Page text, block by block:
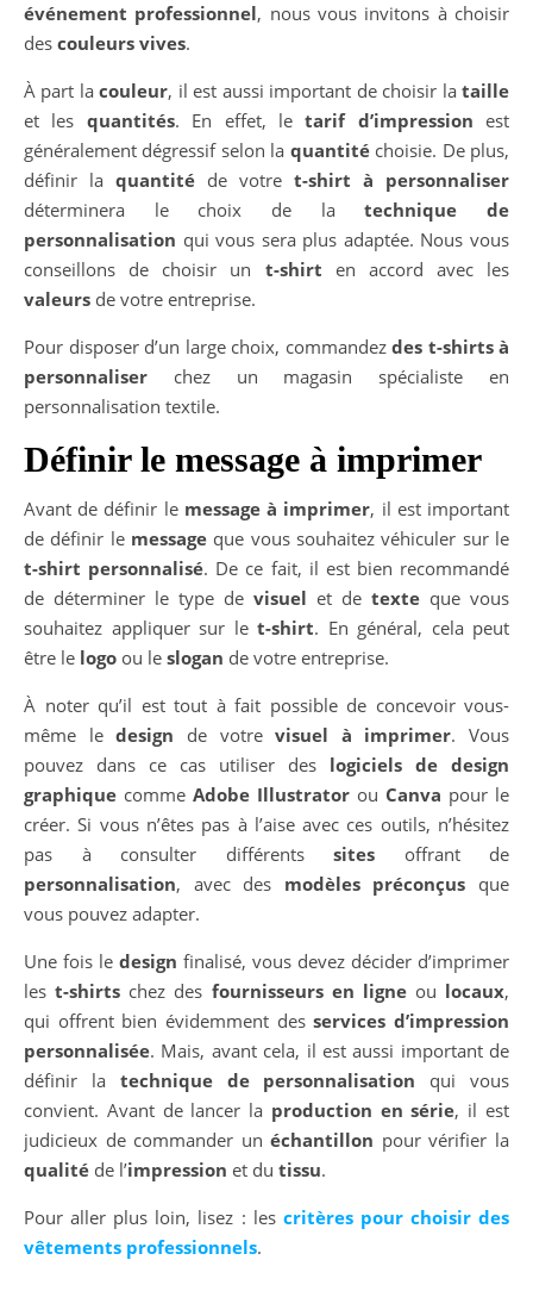
événement professionnel, nous vous invitons à choisir
des couleurs vives.
À part lacouleur, il est aussi important de choisir lataille
et les quantités. En effet, letarif d’impression est
généralement dégressif selon la quantitéchoisie. De plus,
définir la quantité de votre t-shirt à personnaliser
déterminera le choix de latechnique de
personnalisation qui vous sera plus adaptée. Nous vous
conseillons de choisir un t-shirt en accord avec les
valeurs de votre entreprise.
Pour disposer d’un large choix, commandez des t-shirts à
personnaliser chez un magasin spécialiste en
personnalisation textile.
Définir le message à imprimer
Avant de définir le message à imprimer, il est important
de définir le message que vous souhaitez véhiculer sur le
t-shirt personnalisé. De ce fait, il est bien recommandé
de déterminer le type de visuel et de texte que vous
souhaitez appliquer sur le t-shirt. En général, cela peut
être le logo ou le slogan de votre entreprise.
À noter qu’il est tout à fait possible de concevoir vous-
même ledesign de votrevisuel à imprimer. Vous
pouvez dans ce cas utiliser des logiciels de design
graphique comme Adobe Illustrator ou Canva pour le
créer. Si vous n’êtes pas à l’aise avec ces outils, n’hésitez
pas à consulter différents sites offrant de
personnalisation, avec des modèles préconçus que
vous pouvez adapter.
Une fois le design finalisé, vous devez décider d’imprimer
lest-shirts chez des fournisseurs en ligneou locaux,
qui offrent bien évidemment desservices d’impression
personnalisée. Mais, avant cela, il est aussi important de
définir la technique de personnalisation qui vous
convient. Avant de lancer la production en série, il est
judicieux de commander unéchantillon pour vérifier la
qualité de l’impression et du tissu.
Pour aller plus loin, lisez : les critères pour choisir des
vêtements professionnels.